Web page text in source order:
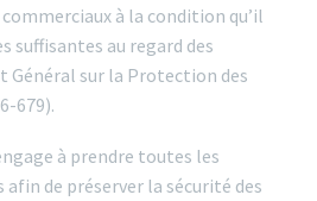
à la condition qu’il
suffisantes au regard des
Général sur la Protection des
679).
à prendre toutes les
afin de préserver la sécurité des